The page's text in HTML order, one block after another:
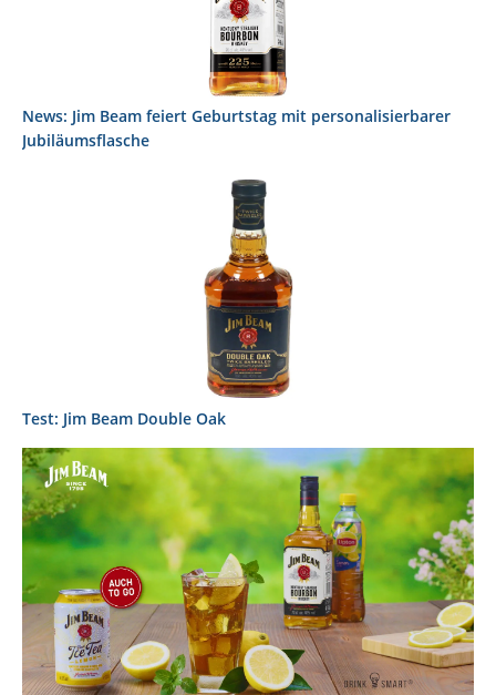
News: Jim Beam feiert Geburtstag mit personalisierbarer
Jubiläumsflasche
Test: Jim Beam Double Oak